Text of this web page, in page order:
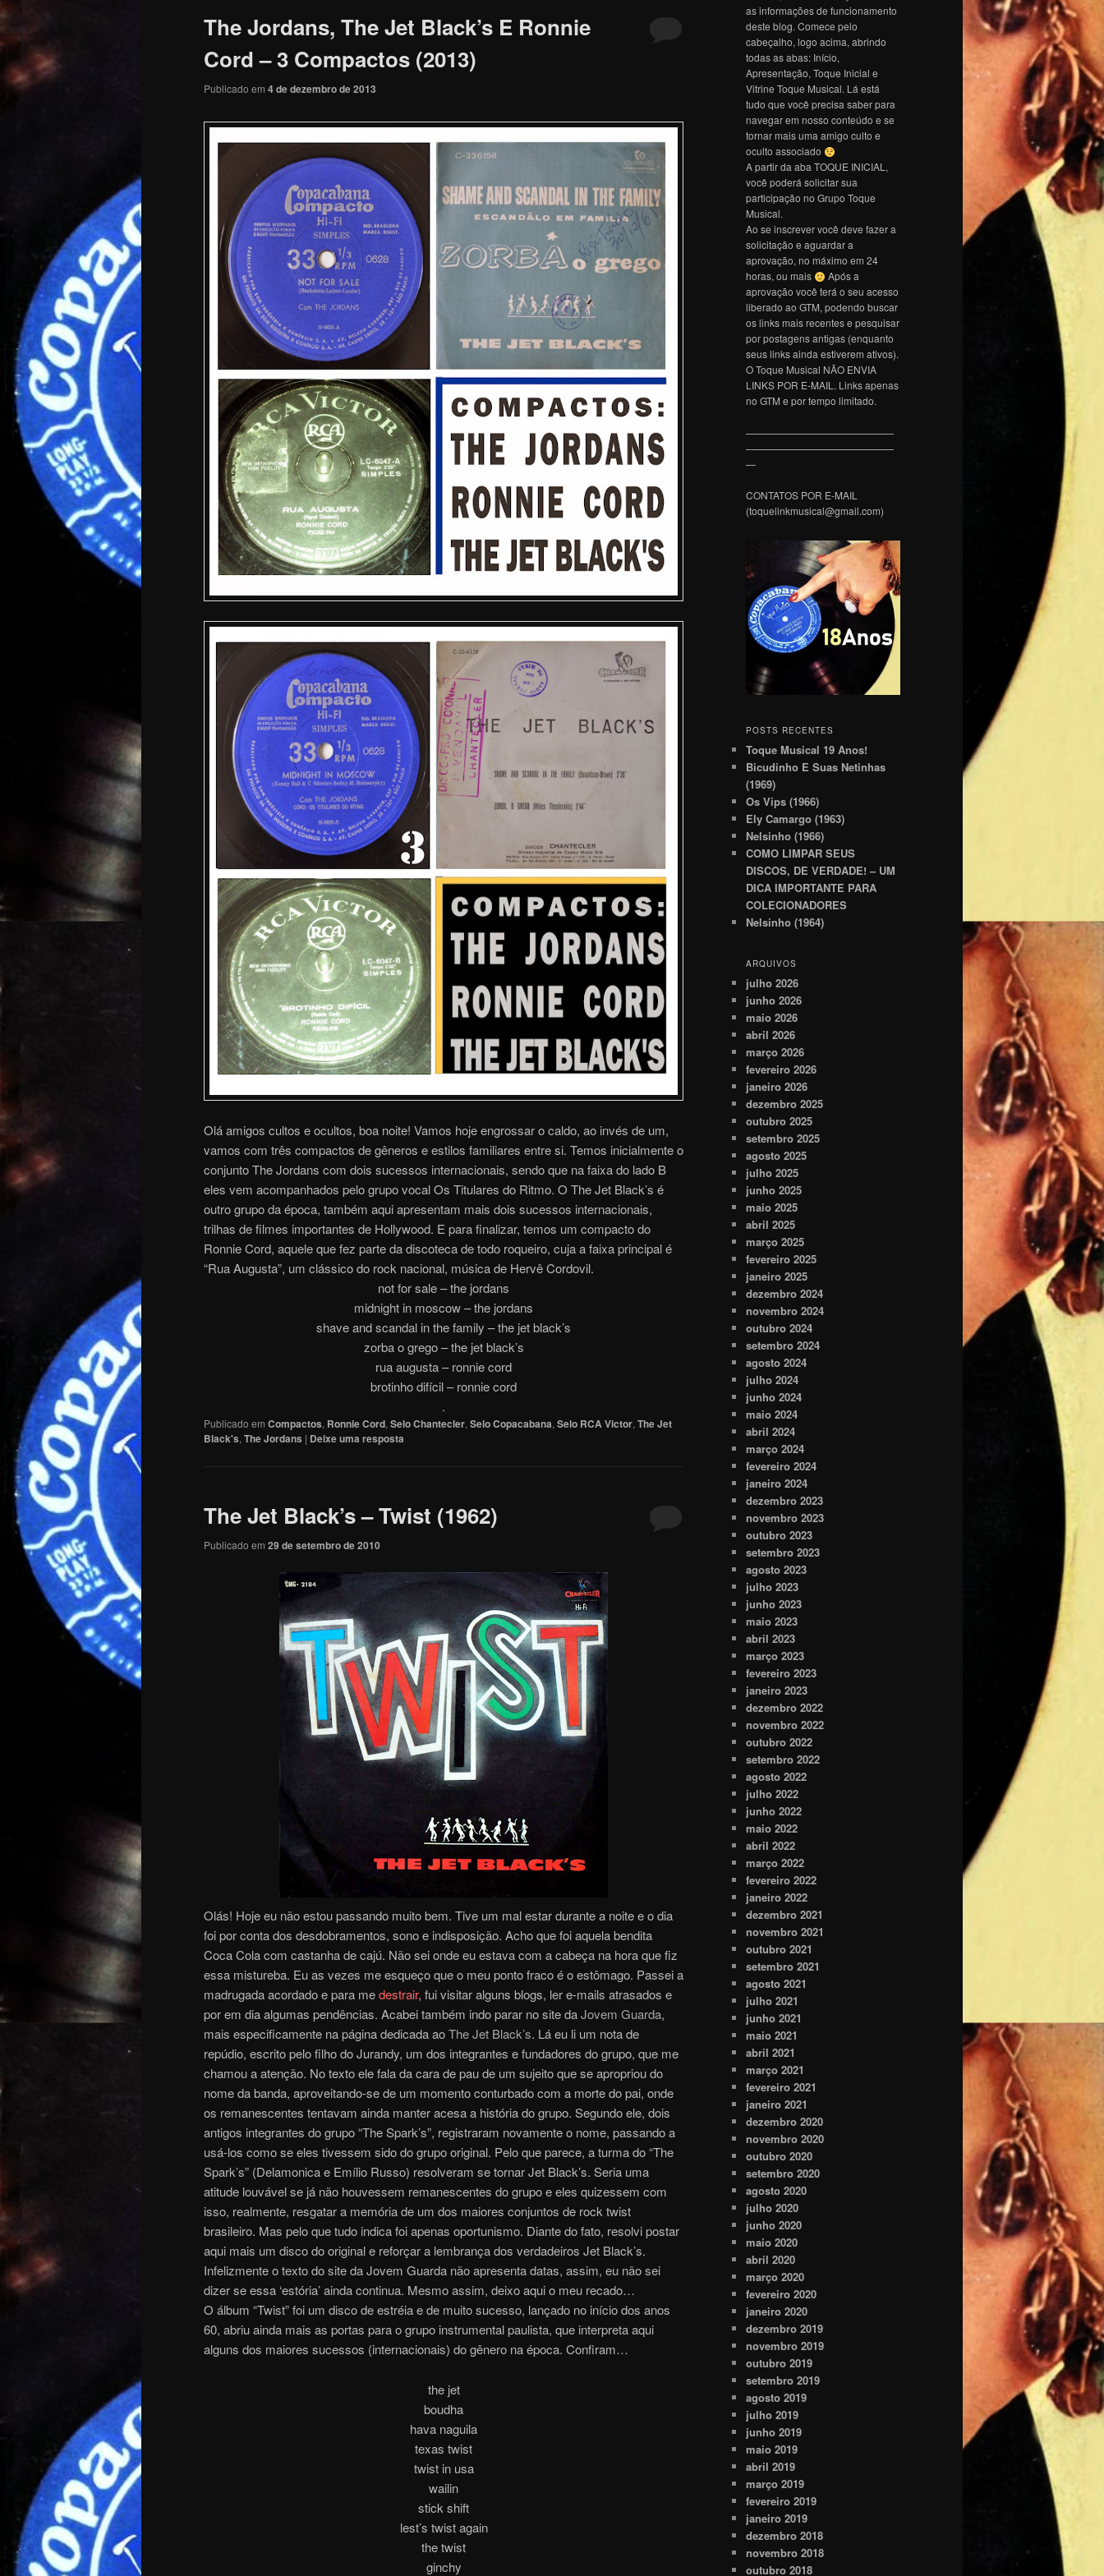
The Jordans, The Jet Black’s E Ronnie
Cord – 3 Compactos (2013)
Publicado em 4 de dezembro de 2013
Olá amigos cultos e ocultos, boa noite! Vamos hoje engrossar o caldo, ao invés de um,
vamos com três compactos de gêneros e estilos familiares entre si. Temos inicialmente o
conjunto The Jordans com dois sucessos internacionais, sendo que na faixa do lado B
eles vem acompanhados pelo grupo vocal Os Titulares do Ritmo. O The Jet Black’s é
outro grupo da época, também aqui apresentam mais dois sucessos internacionais,
trilhas de filmes importantes de Hollywood. E para finalizar, temos um compacto do
Ronnie Cord, aquele que fez parte da discoteca de todo roqueiro, cuja a faixa principal é
“Rua Augusta”, um clássico do rock nacional, música de Hervê Cordovil.
not for sale – the jordans
midnight in moscow – the jordans
shave and scandal in the family – the jet black’s
zorba o grego – the jet black’s
rua augusta – ronnie cord
brotinho difícil – ronnie cord
.
Publicado em Compactos, Ronnie Cord, Selo Chantecler, Selo Copacabana, Selo RCA Victor, The Jet
Black's, The Jordans | Deixe uma resposta
The Jet Black’s – Twist (1962)
Publicado em 29 de setembro de 2010
Olás! Hoje eu não estou passando muito bem. Tive um mal estar durante a noite e o dia
foi por conta dos desdobramentos, sono e indisposição. Acho que foi aquela bendita
Coca Cola com castanha de cajú. Não sei onde eu estava com a cabeça na hora que fiz
essa mistureba. Eu as vezes me esqueço que o meu ponto fraco é o estômago. Passei a
madrugada acordado e para medestrair, fui visitar alguns blogs, ler e-mails atrasados e
por em dia algumas pendências. Acabei também indo parar no site daJovem Guarda,
mais especificamente na página dedicada aoThe Jet Black’s. Lá eu li um nota de
repúdio, escrito pelo filho do Jurandy, um dos integrantes e fundadores do grupo, que me
chamou a atenção. No texto ele fala da cara de pau de um sujeito que se apropriou do
nome da banda, aproveitando-se de um momento conturbado com a morte do pai, onde
os remanescentes tentavam ainda manter acesa a história do grupo. Segundo ele, dois
antigos integrantes do grupo “The Spark’s”, registraram novamente o nome, passando a
usá-los como se eles tivessem sido do grupo original. Pelo que parece, a turma do “The
Spark’s” (Delamonica e Emílio Russo) resolveram se tornar Jet Black’s. Seria uma
atitude louvável se já não houvessem remanescentes do grupo e eles quizessem com
isso, realmente, resgatar a memória de um dos maiores conjuntos de rock twist
brasileiro. Mas pelo que tudo indica foi apenas oportunismo. Diante do fato, resolvi postar
aqui mais um disco do original e reforçar a lembrança dos verdadeiros Jet Black’s.
Infelizmente o texto do site da Jovem Guarda não apresenta datas, assim, eu não sei
dizer se essa ‘estória’ ainda continua. Mesmo assim, deixo aqui o meu recado…
O álbum “Twist” foi um disco de estréia e de muito sucesso, lançado no início dos anos
60, abriu ainda mais as portas para o grupo instrumental paulista, que interpreta aqui
alguns dos maiores sucessos (internacionais) do gênero na época. Confiram…
the jet
boudha
hava naguila
texas twist
twist in usa
wailin
stick shift
lest’s twist again
the twist
ginchy
as informações de funcionamento
deste blog. Comece pelo
cabeçalho, logo acima, abrindo
todas as abas: Início,
Apresentação, Toque Inicial e
Vitrine Toque Musical. Lá está
tudo que você precisa saber para
navegar em nosso conteúdo e se
tornar mais uma amigo culto e
oculto associado
A partir da aba TOQUE INICIAL,
você poderá solicitar sua
participação no Grupo Toque
Musical.
Ao se inscrever você deve fazer a
solicitação e aguardar a
aprovação, no máximo em 24
horas, ou mais
Após a
aprovação você terá o seu acesso
liberado ao GTM, podendo buscar
os links mais recentes e pesquisar
por postagens antigas (enquanto
seus links ainda estiverem ativos).
O Toque Musical NÃO ENVIA
LINKS POR E-MAIL. Links apenas
no GTM e por tempo limitado.
———————————————
———————————————
—
CONTATOS POR E-MAIL
(toquelinkmusical@gmail.com)
POSTS RECENTES
Toque Musical 19 Anos!
Bicudinho E Suas Netinhas
(1969)
Os Vips (1966)
Ely Camargo (1963)
Nelsinho (1966)
COMO LIMPAR SEUS
DISCOS, DE VERDADE! – UM
DICA IMPORTANTE PARA
COLECIONADORES
Nelsinho (1964)
ARQUIVOS
julho 2026
junho 2026
maio 2026
abril 2026
março 2026
fevereiro 2026
janeiro 2026
dezembro 2025
outubro 2025
setembro 2025
agosto 2025
julho 2025
junho 2025
maio 2025
abril 2025
março 2025
fevereiro 2025
janeiro 2025
dezembro 2024
novembro 2024
outubro 2024
setembro 2024
agosto 2024
julho 2024
junho 2024
maio 2024
abril 2024
março 2024
fevereiro 2024
janeiro 2024
dezembro 2023
novembro 2023
outubro 2023
setembro 2023
agosto 2023
julho 2023
junho 2023
maio 2023
abril 2023
março 2023
fevereiro 2023
janeiro 2023
dezembro 2022
novembro 2022
outubro 2022
setembro 2022
agosto 2022
julho 2022
junho 2022
maio 2022
abril 2022
março 2022
fevereiro 2022
janeiro 2022
dezembro 2021
novembro 2021
outubro 2021
setembro 2021
agosto 2021
julho 2021
junho 2021
maio 2021
abril 2021
março 2021
fevereiro 2021
janeiro 2021
dezembro 2020
novembro 2020
outubro 2020
setembro 2020
agosto 2020
julho 2020
junho 2020
maio 2020
abril 2020
março 2020
fevereiro 2020
janeiro 2020
dezembro 2019
novembro 2019
outubro 2019
setembro 2019
agosto 2019
julho 2019
junho 2019
maio 2019
abril 2019
março 2019
fevereiro 2019
janeiro 2019
dezembro 2018
novembro 2018
outubro 2018